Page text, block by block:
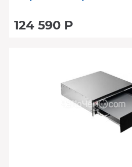
124 590 Р